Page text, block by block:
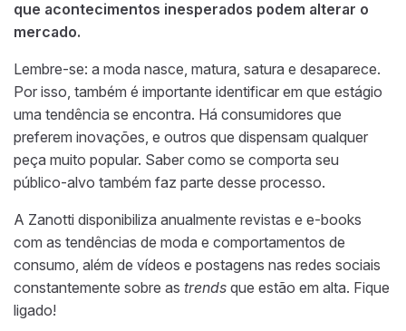
que acontecimentos inesperados podem alterar o
mercado.
Lembre-se: a moda nasce, matura, satura e desaparece.
Por isso, também é importante identificar em que estágio
uma tendência se encontra. Há consumidores que
preferem inovações, e outros que dispensam qualquer
peça muito popular. Saber como se comporta seu
público-alvo também faz parte desse processo.
A Zanotti disponibiliza anualmente revistas e e-books
com as tendências de moda e comportamentos de
consumo, além de vídeos e postagens nas redes sociais
constantemente sobre as trends que estão em alta. Fique
ligado!